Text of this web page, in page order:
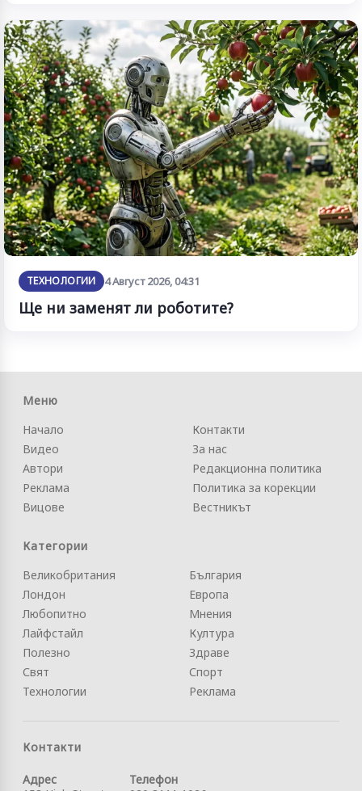
ТЕХНОЛОГИИ 4 Август 2026, 04:31
Ще ни заменят ли роботите?
Меню
Начало
Видео
Автори
Реклама
Вицове
Контакти
За нас
Редакционна политика
Политика за корекции
Вестникът
Категории
Великобритания
Лондон
Любопитно
Лайфстайл
Полезно
Свят
Технологии
България
Европа
Мнения
Култура
Здраве
Спорт
Реклама
Контакти
Адрес
Телефон